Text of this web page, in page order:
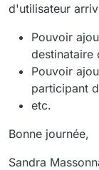
d'utilisateur
Pouvoir
destinataire
Pouvoir
participant
etc.
Bonne journée,
Sandra